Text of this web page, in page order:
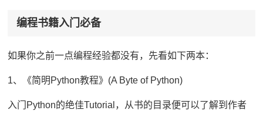
编程书籍入门必备
如果你之前一点编程经验都没有，先看如下两本：
1、《简明Python教程》(A Byte of Python)
入门Python的绝佳Tutorial，从书的目录便可以了解到作者